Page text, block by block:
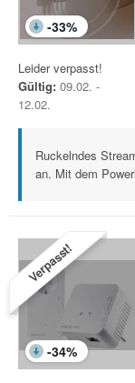
-33%
Leider verpasst!
Gültig: 09.02. -
12.02.
Ruckelndes
an. Mit dem
Verpasst!
-34%